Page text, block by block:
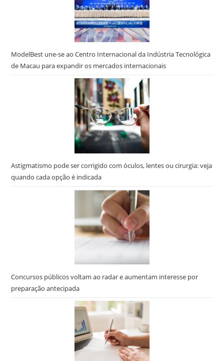
ModelBest une-se ao Centro Internacional da Indústria Tecnológica
de Macau para expandir os mercados internacionais
Astigmatismo pode ser corrigido com óculos, lentes ou cirurgia: veja
quando cada opção é indicada
Concursos públicos voltam ao radar e aumentam interesse por
preparação antecipada